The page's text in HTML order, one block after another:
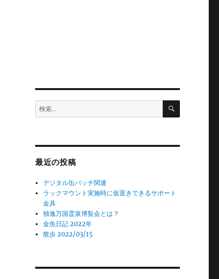
検
索:
検
最近の投稿
デジタル缶バッチ関連
ラックマウント実施時に仮置きできるサポート
金具
独逸万国霊泉博覧会とは？
金魚日記 2022年
散歩 2022/03/15